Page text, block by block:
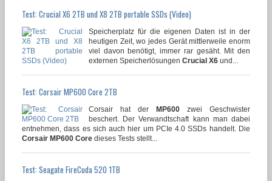
Test: Crucial X6 2TB und X8 2TB portable SSDs (Video)
Speicherplatz für die eigenen Daten ist in der
heutigen Zeit, wo jedes Gerät mittlerweile enorm
viel davon benötigt, immer rar gesäht. Mit den
externen Speicherlösungen Crucial X6 und...
Test: Corsair MP600 Core 2TB
Corsair hat der MP600 zwei Geschwister
beschert. Der Verwandtschaft kann man dabei
entnehmen, dass es sich auch hier um PCIe 4.0 SSDs handelt. Die
Corsair MP600 Core dieses Tests stellt...
Test: Seagate FireCuda 520 1TB